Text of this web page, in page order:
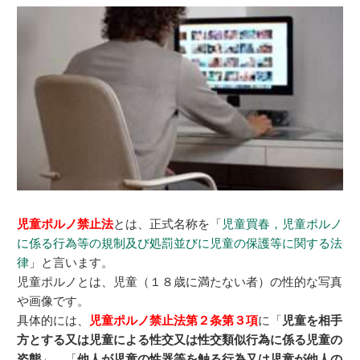
児童ポルノ禁止法とは、正式名称を「 児童買春，児童ポルノ
に係る行為等の規制及び処罰並びに児童の保護等に関する法
律 」と言います。
児童ポルノとは、児童（１８歳に満たない者）の性的な写真
や画像です。
具体的には、
児童ポルノ禁止法第２条第３項に「 児童を相手
方とする又は児童による性交又は性交類似行為に係る児童の